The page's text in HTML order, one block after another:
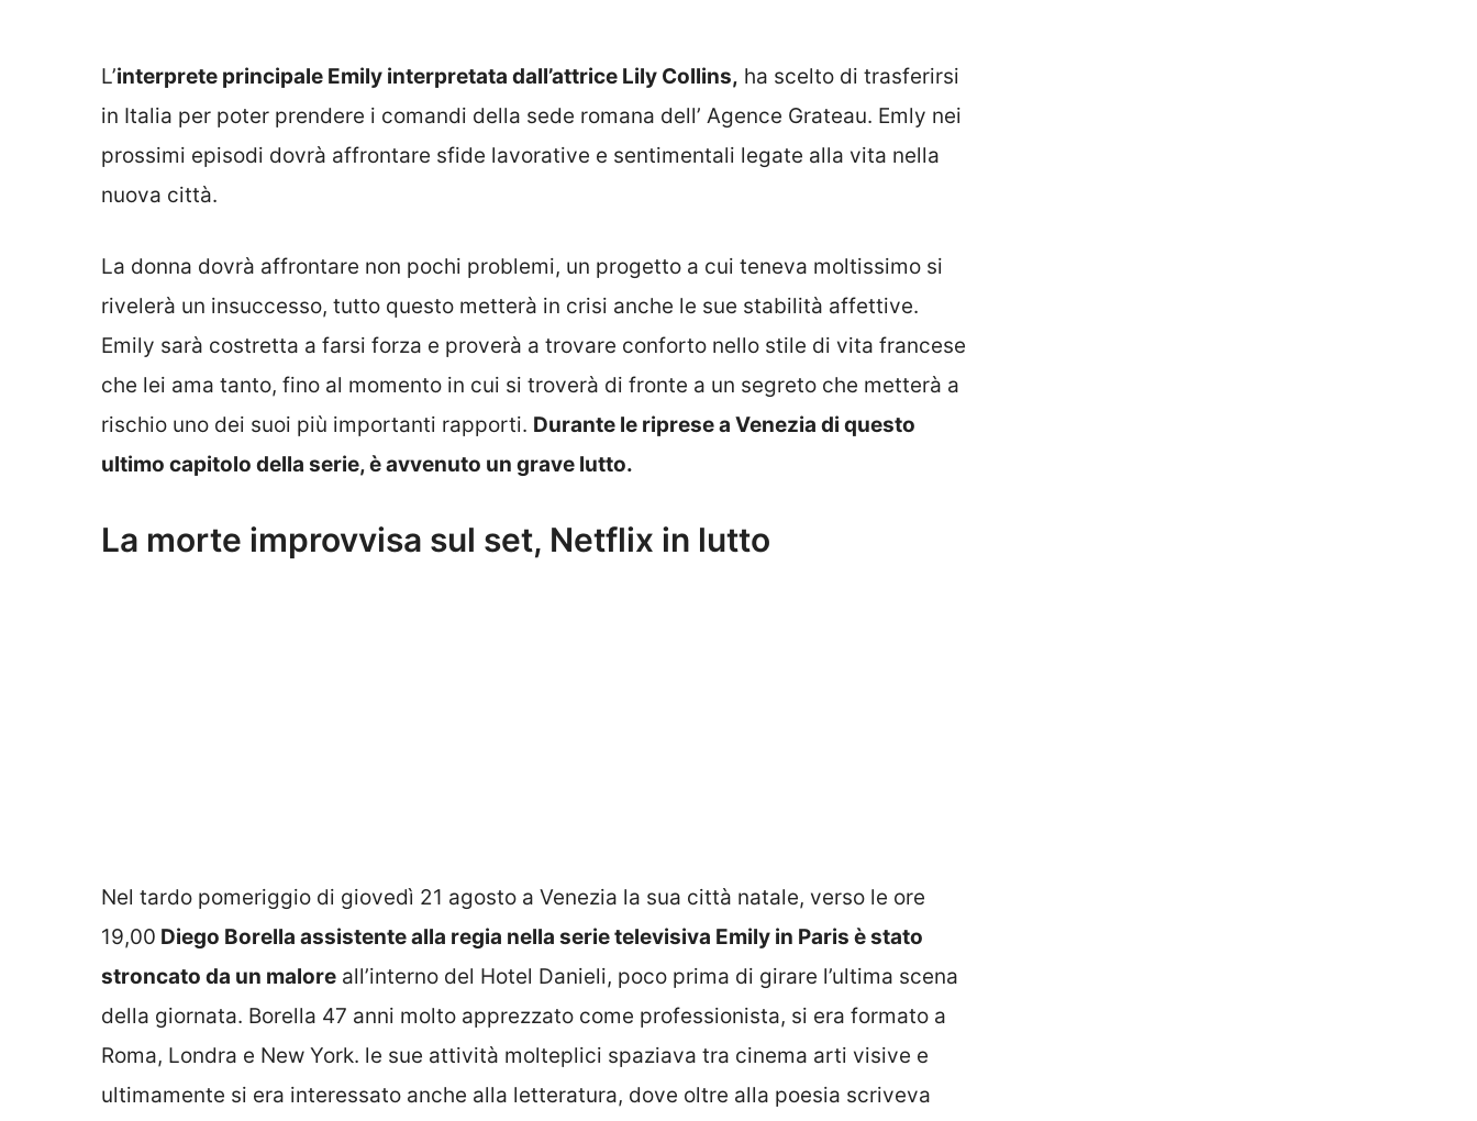
L’interprete principale Emily interpretata dall’attrice Lily Collins, ha scelto di trasferirsi
in Italia per poter prendere i comandi della sede romana dell’ Agence Grateau. Emly nei
prossimi episodi dovrà affrontare sfide lavorative e sentimentali legate alla vita nella
nuova città.
La donna dovrà affrontare non pochi problemi, un progetto a cui teneva moltissimo si
rivelerà un insuccesso, tutto questo metterà in crisi anche le sue stabilità affettive.
Emily sarà costretta a farsi forza e proverà a trovare conforto nello stile di vita francese
che lei ama tanto, fino al momento in cui si troverà di fronte a un segreto che metterà a
rischio uno dei suoi più importanti rapporti. Durante le riprese a Venezia di questo
ultimo capitolo della serie, è avvenuto un grave lutto.
La morte improvvisa sul set, Netflix in lutto
Nel tardo pomeriggio di giovedì 21 agosto a Venezia la sua città natale, verso le ore
19,00 Diego Borella assistente alla regia nella serie televisiva Emily in Paris è stato
stroncato da un malore all’interno del Hotel Danieli, poco prima di girare l’ultima scena
della giornata. Borella 47 anni molto apprezzato come professionista, si era formato a
Roma, Londra e New York. le sue attività molteplici spaziava tra cinema arti visive e
ultimamente si era interessato anche alla letteratura, dove oltre alla poesia scriveva